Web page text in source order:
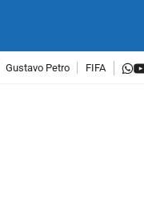
Gustavo Petro FIFA